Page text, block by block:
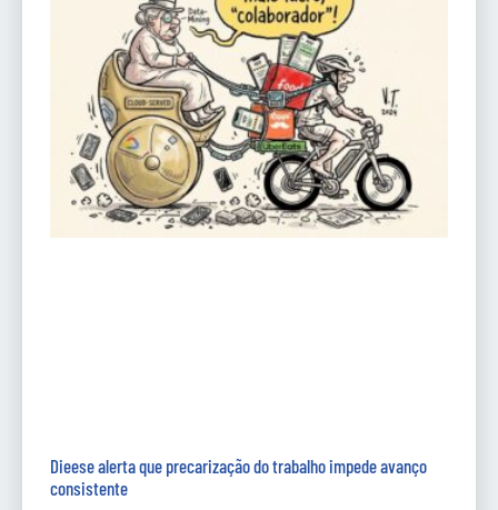
Dieese alerta que precarização do trabalho impede avanço
consistente